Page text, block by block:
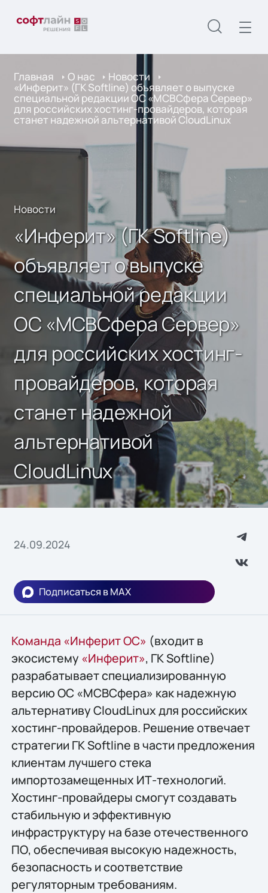
Главная О нас Новости
«Инферит» (ГК Softline) объявляет о выпуске
специальной редакции ОС «МСВСфера Сервер»
для российских хостинг-провайдеров, которая
станет надежной альтернативой CloudLinux
Новости
«Инферит» (ГК Softline)
объявляет о выпуске
специальной редакции
ОС «МСВСфера Сервер»
для российских хостинг-
провайдеров, которая
станет надежной
альтернативой
CloudLinux
24.09.2024
Подписаться в MAX
Команда «Инферит ОС» (входит в
экосистему «Инферит», ГК Softline)
разрабатывает специализированную
версию ОС «МСВСфера» как надежную
альтернативу CloudLinux для российских
хостинг-провайдеров. Решение отвечает
стратегии ГК Softline в части предложения
клиентам лучшего стека
импортозамещенных ИТ-технологий.
Хостинг-провайдеры смогут создавать
стабильную и эффективную
инфраструктуру на базе отечественного
ПО, обеспечивая высокую надежность,
безопасность и соответствие
регуляторным требованиям.